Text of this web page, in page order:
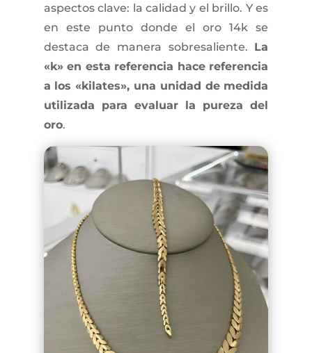
aspectos clave: la calidad y el brillo. Y es
en este punto donde el oro 14k se
destaca de manera sobresaliente. La
«k» en esta referencia hace referencia
a los «kilates», una unidad de medida
utilizada para evaluar la pureza del
oro.